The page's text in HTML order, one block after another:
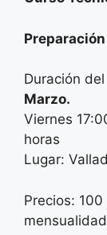
Duración
Marzo.
Viernes
horas
Lugar:
Precios: